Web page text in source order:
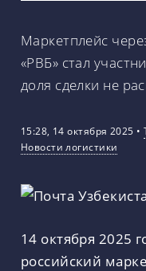
Маркетплейс
«РВБ» стал
доля сделки не
15:28, 14 октября 2025 •
Новости логистики
14 октября 2025
российский